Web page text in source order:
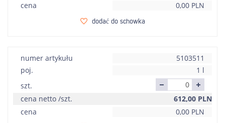
cena
0,00 PLN
dodać do schowka
numer artykułu
5103511
poj.
1 l
szt.
cena netto /szt.
612,00 PLN
cena
0,00 PLN